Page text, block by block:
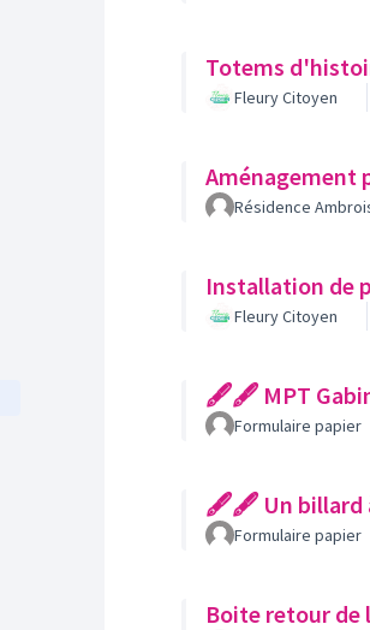
Totems
Fleury Citoyen
Aménagement
Résidence
Installation de
Fleury Citoyen
🖋🖋 MPT
Formulaire papier
🖋🖋 Un billard
Formulaire papier
Boite retour